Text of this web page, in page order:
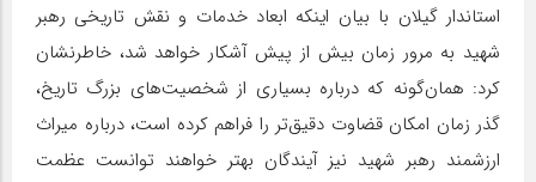
استاندار گیلان با بیان اینکه ابعاد خدمات و نقش تاریخی رهبر
شهید به مرور زمان بیش از پیش آشکار خواهد شد، خاطرنشان
کرد: همان‌گونه که درباره بسیاری از شخصیت‌های بزرگ تاریخ،
گذر زمان امکان قضاوت دقیق‌تر را فراهم کرده است، درباره میراث
ارزشمند رهبر شهید نیز آیندگان بهتر خواهند توانست عظمت